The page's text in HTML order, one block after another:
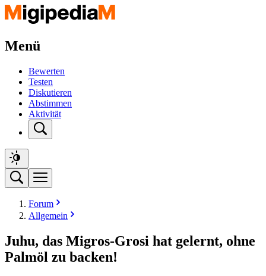
Menü
Bewerten
Testen
Diskutieren
Abstimmen
Aktivität
Forum
Allgemein
Juhu, das Migros-Grosi hat gelernt, ohne
Palmöl zu backen!